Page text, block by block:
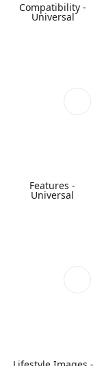
Compatibility -
Universal
Features -
Universal